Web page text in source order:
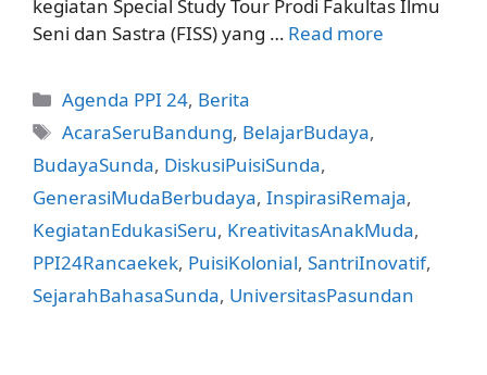
kegiatan Special Study Tour Prodi Fakultas Ilmu
Seni dan Sastra (FISS) yang … Read more
Categories
Agenda PPI 24, Berita
Tags
AcaraSeruBandung, BelajarBudaya,
BudayaSunda, DiskusiPuisiSunda,
GenerasiMudaBerbudaya, InspirasiRemaja,
KegiatanEdukasiSeru, KreativitasAnakMuda,
PPI24Rancaekek, PuisiKolonial, SantriInovatif,
SejarahBahasaSunda, UniversitasPasundan